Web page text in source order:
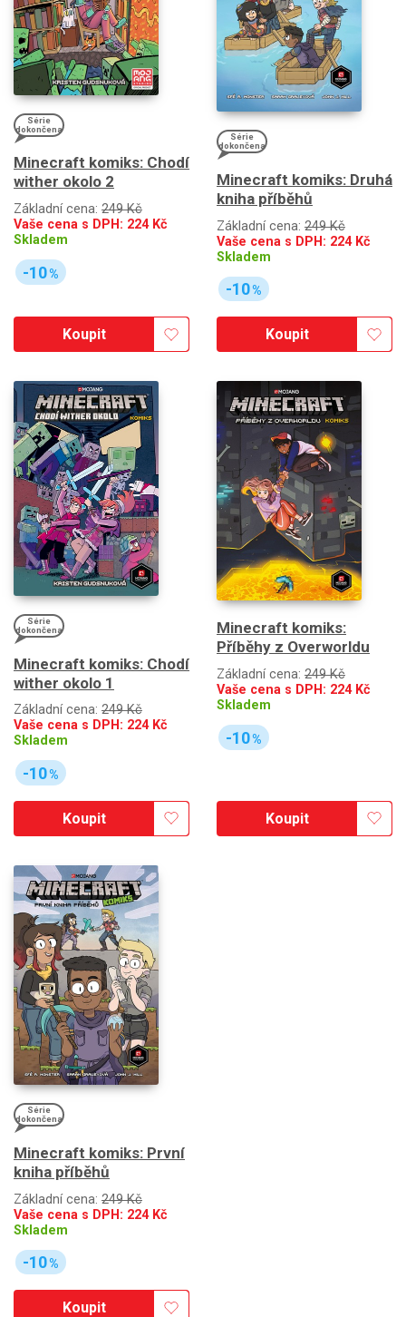
Série
dokončena
Minecraft komiks: Chodí
wither okolo 2
Základní cena: 249 Kč
Vaše cena s DPH: 224Kč
Skladem
-10%
Koupit
Série
dokončena
Minecraft komiks: Druhá
kniha příběhů
Základní cena: 249 Kč
Vaše cena s DPH: 224Kč
Skladem
-10%
Koupit
Série
dokončena
Minecraft komiks: Chodí
wither okolo 1
Základní cena: 249 Kč
Vaše cena s DPH: 224Kč
Skladem
-10%
Koupit
Minecraft komiks:
Příběhy z Overworldu
Základní cena: 249 Kč
Vaše cena s DPH: 224Kč
Skladem
-10%
Koupit
Série
dokončena
Minecraft komiks: První
kniha příběhů
Základní cena: 249 Kč
Vaše cena s DPH: 224Kč
Skladem
-10%
Koupit